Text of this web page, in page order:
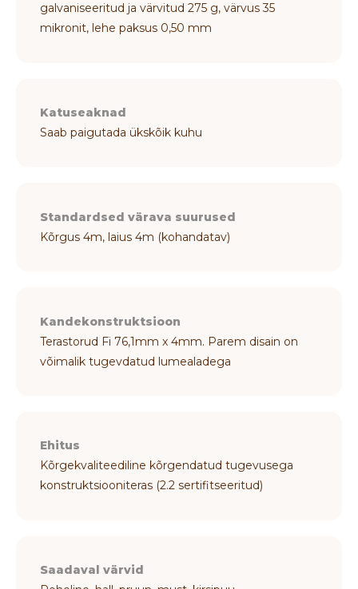
galvaniseeritud ja värvitud 275 g, värvus 35
mikronit, lehe paksus 0,50 mm
Katuseaknad
Saab paigutada ükskõik kuhu
Standardsed värava suurused
Kõrgus 4m, laius 4m (kohandatav)
Kandekonstruktsioon
Terastorud Fi 76,1mm x 4mm. Parem disain on
võimalik tugevdatud lumealadega
Ehitus
Kõrgekvaliteediline kõrgendatud tugevusega
konstruktsiooniteras (2.2 sertifitseeritud)
Saadaval värvid